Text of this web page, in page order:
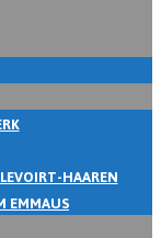
HAAREN
EMMAUS